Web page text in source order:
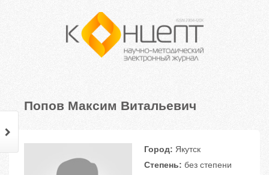
Попов Максим Витальевич
Город: Якутск
Степень: без степени